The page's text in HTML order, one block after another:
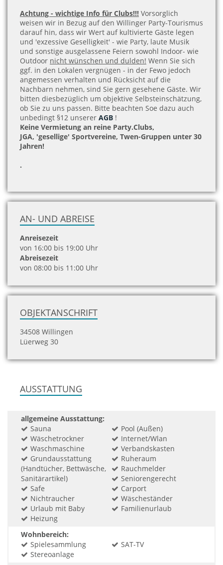
Achtung - wichtige Info für Clubs!!! Vorsorglich
weisen wir in Bezug auf den Willinger Party-Tourismus
darauf hin, dass wir Wert auf kultivierte Gäste legen
und 'exzessive Geselligkeit' - wie Party, laute Musik
und sonstige ausgelassene Feiern sowohl Indoor- wie
Outdoor nicht wünschen und dulden! Wenn Sie sich
ggf. in den Lokalen vergnügen - in der Fewo jedoch
angemessen verhalten und Rücksicht auf die
Nachbarn nehmen, sind Sie gern gesehene Gäste. Wir
bitten diesbezüglich um objektive Selbsteinschätzung,
ob Sie zu uns passen. Bitte beachten Soe dazu auch
unbedingt §12 unserer AGB !
Keine Vermietung an reine Party.Clubs,
JGA, 'gesellige' Sportvereine, Twen-Gruppen unter 30
Jahren!
.
AN- UND ABREISE
Anreisezeit
von 16:00 bis 19:00 Uhr
Abreisezeit
von 08:00 bis 11:00 Uhr
OBJEKTANSCHRIFT
34508 Willingen
Lüerweg 30
AUSSTATTUNG
allgemeine Ausstattung:
Sauna
Pool (Außen)
Wäschetrockner
Internet/Wlan
Waschmaschine
Verbandskasten
Grundausstattung
(Handtücher, Bettwäsche,
Sanitärartikel)
Ruheraum
Rauchmelder
Seniorengerecht
Safe
Carport
Nichtraucher
Wäscheständer
Urlaub mit Baby
Familienurlaub
Heizung
Wohnbereich:
Spielesammlung
SAT-TV
Stereoanlage